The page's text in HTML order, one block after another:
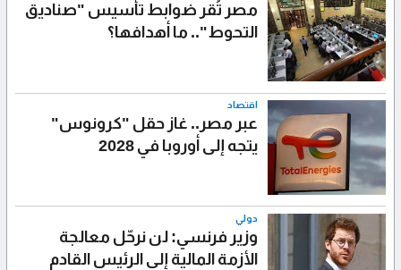
مصر تُقر ضوابط تأسيس "صناديق
التحوط".. ما أهدافها؟
اقتصاد
عبر مصر.. غاز حقل "كرونوس"
يتجه إلى أوروبا في 2028
دولي
وزير فرنسي: لن نرحّل معالجة
الأزمة المالية إلى الرئيس القادم